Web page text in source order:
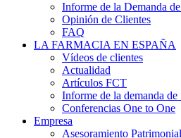
Informe de la Demanda
Opinión de Clientes
FAQ
LA FARMACIA EN ESPAÑA
Vídeos de clientes
Actualidad
Artículos FCT
Informe de la demanda de
Conferencias One to One
Empresa
Asesoramiento